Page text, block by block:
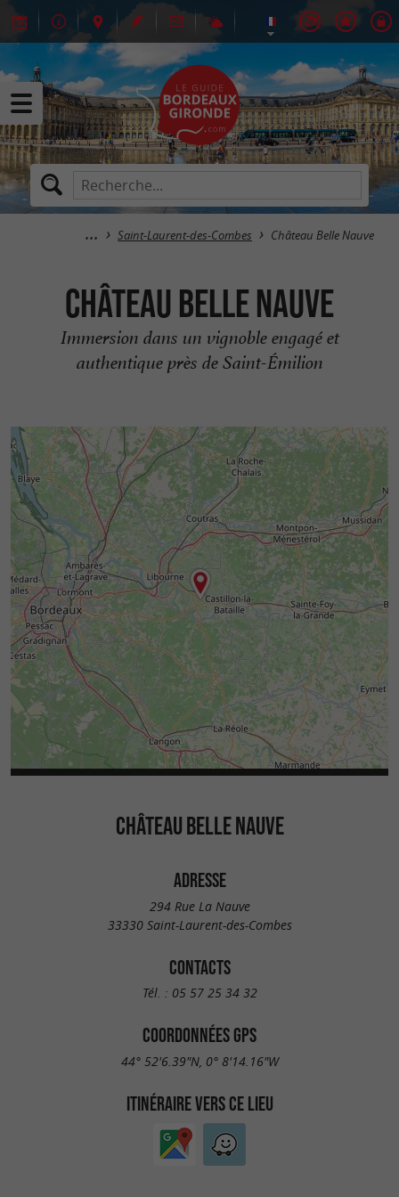
Saint-Laurent-des-Combes Château Belle Nauve
Château Belle Nauve
Immersion dans un vignoble engagé et
authentique près de Saint-Émilion
CHÂTEAU BELLE NAUVE
ADRESSE
294 Rue La Nauve
33330 Saint-Laurent-des-Combes
CONTACTS
Tél. : 05 57 25 34 32
COORDONNÉES GPS
44° 52'6.39"N, 0° 8'14.16"W
ITINÉRAIRE VERS CE LIEU